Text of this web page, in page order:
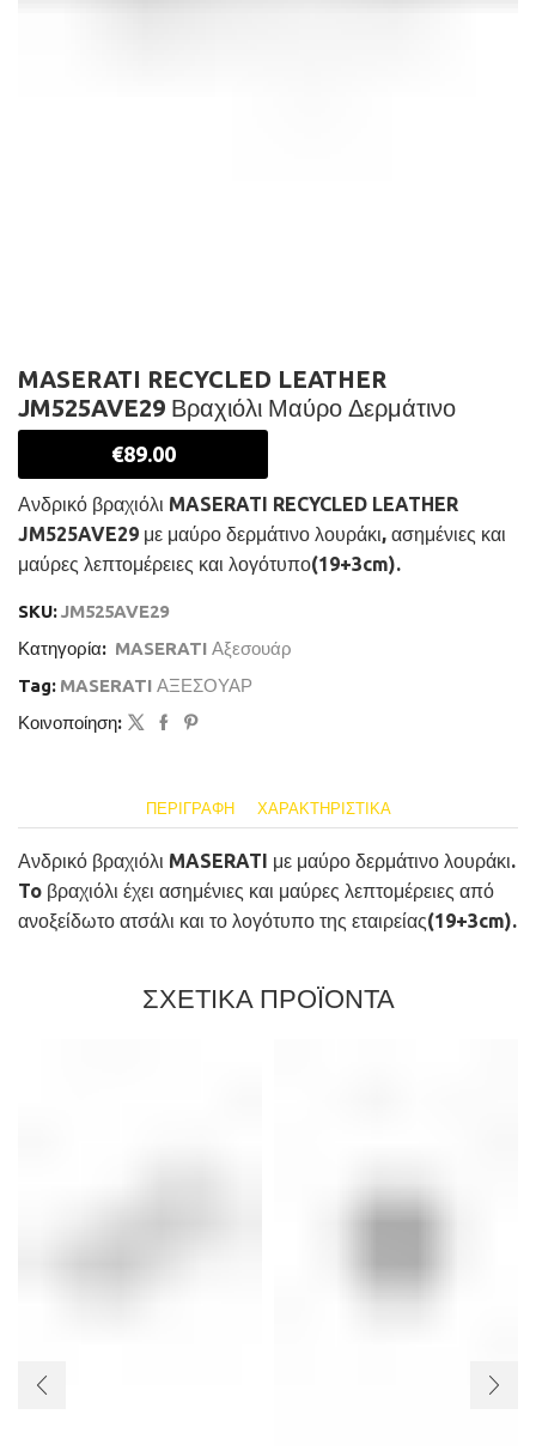
MASERATI RECYCLED LEATHER
JM525AVE29 Βραχιόλι Μαύρο Δερμάτινο
€89.00
Ανδρικό βραχιόλι MASERATI RECYCLED LEATHER
JM525AVE29 με μαύρο δερμάτινο λουράκι, ασημένιες και
μαύρες λεπτομέρειες και λογότυπο(19+3cm).
SKU:JM525AVE29
Κατηγορία: MASERATI Αξεσουάρ
Tag: MASERATI ΑΞΕΣΟΥΑΡ
Κοινοποίηση:
ΠΕΡΙΓΡΑΦΉ ΧΑΡΑΚΤΗΡΙΣΤΙΚΆ
Ανδρικό βραχιόλι MASERATI με μαύρο δερμάτινο λουράκι.
To βραχιόλι έχει ασημένιες και μαύρες λεπτομέρειες από
ανοξείδωτο ατσάλι και το λογότυπο της εταιρείας(19+3cm).
ΣΧΕΤΙΚΑ ΠΡΟΪΟΝΤΑ